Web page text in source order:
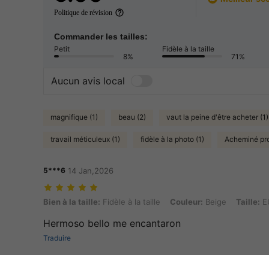
Politique de révision
Commander les tailles:
Petit
8%
Fidèle à la taille
71%
Aucun avis local
magnifique (1) beau (2) vaut la peine d'être acheter (1)
travail méticuleux (1) fidèle à la photo (1) Acheminé
5***6 14 Jan,2026
Bien à la taille: Fidèle à la taille, Couleur: Beige, Taille: EUR24
Bien à la taille: Fidèle à la taille Couleur: Beige Taille:
Hermoso bello me encantaron
Traduire